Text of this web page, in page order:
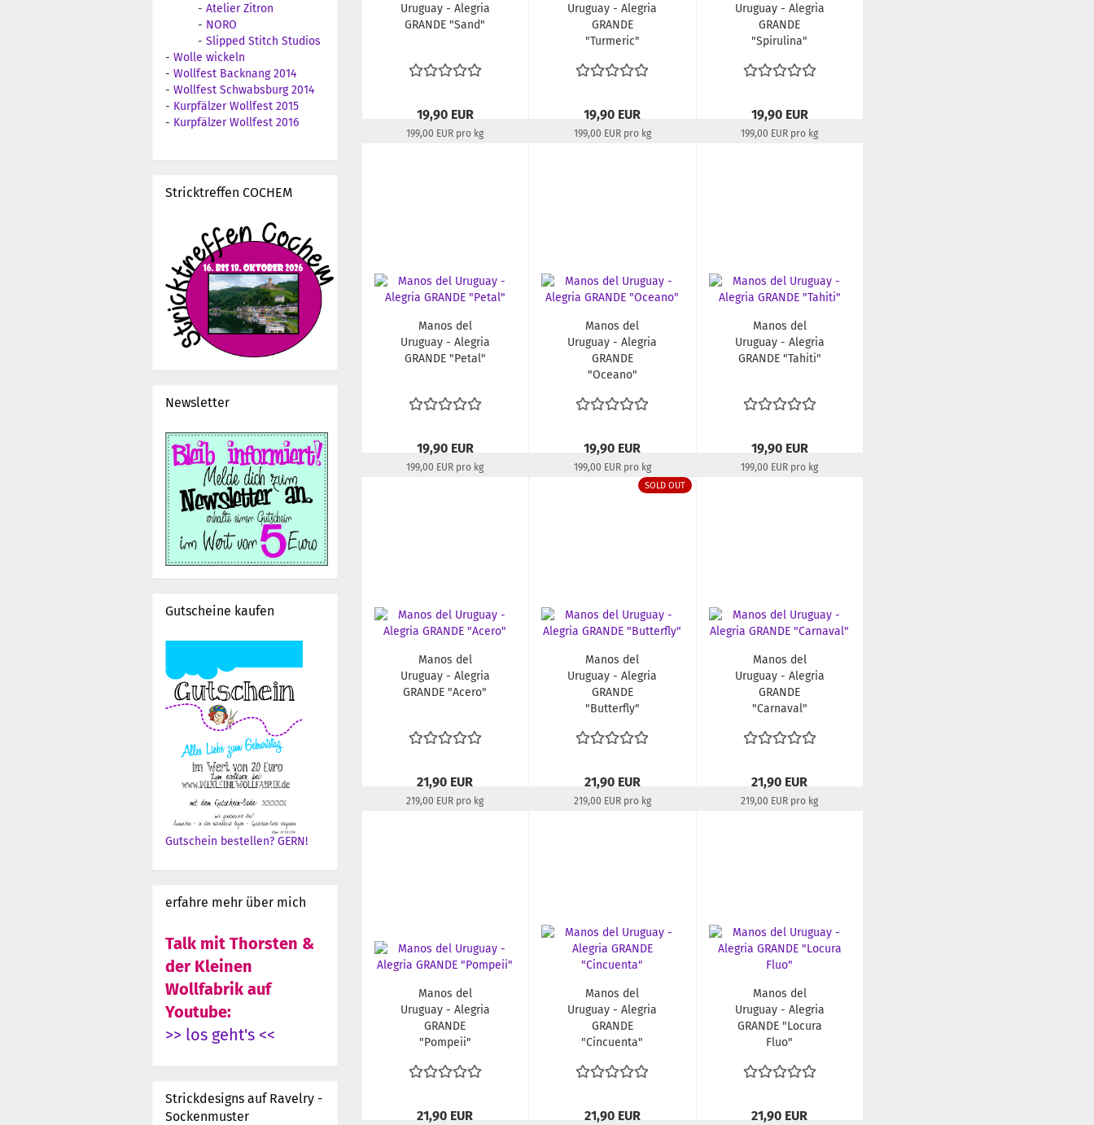
Uruguay - Alegria
GRANDE "Sand"
19,90 EUR
199,00 EUR pro kg
Uruguay - Alegria
GRANDE
"Turmeric"
19,90 EUR
199,00 EUR pro kg
Uruguay - Alegria
GRANDE
"Spirulina"
19,90 EUR
199,00 EUR pro kg
Manos del
Uruguay - Alegria
GRANDE "Petal"
19,90 EUR
199,00 EUR pro kg
Manos del
Uruguay - Alegria
GRANDE
"Oceano"
19,90 EUR
199,00 EUR pro kg
22-24 Tage
Manos del
Uruguay - Alegria
GRANDE "Tahiti"
19,90 EUR
199,00 EUR pro kg
Manos del
Uruguay - Alegria
GRANDE "Acero"
21,90 EUR
219,00 EUR pro kg
SOLD OUT
Manos del
Uruguay - Alegria
GRANDE
"Butterfly"
21,90 EUR
219,00 EUR pro kg
Manos del
Uruguay - Alegria
GRANDE
"Carnaval"
21,90 EUR
219,00 EUR pro kg
Manos del
Uruguay - Alegria
GRANDE
"Pompeii"
21,90 EUR
Manos del
Uruguay - Alegria
GRANDE
"Cincuenta"
21,90 EUR
Manos del
Uruguay - Alegria
GRANDE "Locura
Fluo"
21,90 EUR
- Atelier Zitron
- NORO
- Slipped Stitch Studios
- Wolle wickeln
- Wollfest Backnang 2014
- Wollfest Schwabsburg 2014
- Kurpfälzer Wollfest 2015
- Kurpfälzer Wollfest 2016
Stricktreffen COCHEM
Newsletter
Gutscheine kaufen
Gutschein bestellen? GERN!
erfahre mehr über mich
Talk mit Thorsten &
der Kleinen
Wollfabrik auf
Youtube:
>> los geht's <<
Strickdesigns auf Ravelry -
Sockenmuster